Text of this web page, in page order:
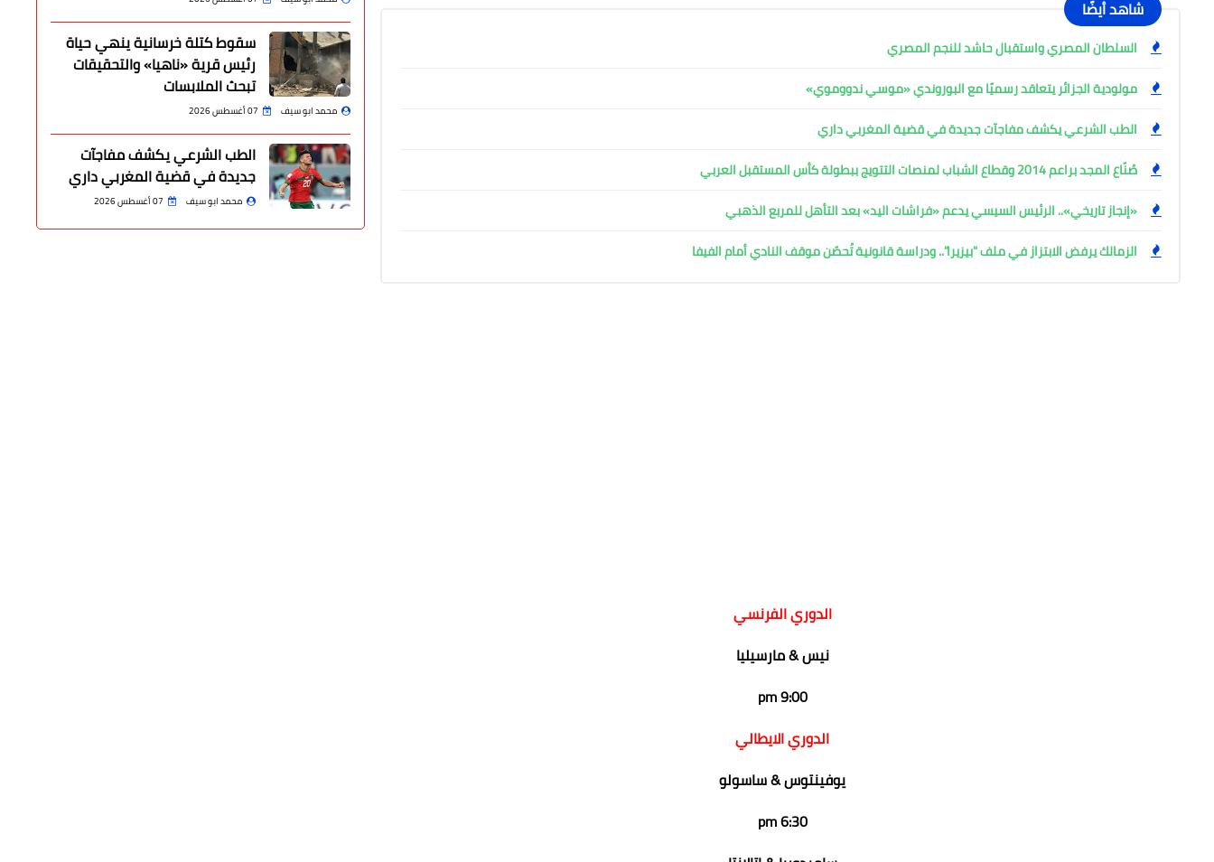
شاهد أيضًا
السلطان المصري واستقبال حاشد للنجم المصري
مولودية الجزائر يتعاقد رسميًا مع البوروندي «موسي ندووموي»
الطب الشرعي يكشف مفاجآت جديدة في قضية المغربي داري
صُنّاع المجد براعم 2014 وقطاع الشباب لمنصات التتويج ببطولة كأس المستقبل العربي
«إنجاز تاريخي».. الرئيس السيسي يدعم «فراشات اليد» بعد التأهل للمربع الذهبي
الزمالك يرفض الابتزاز في ملف "بيزيرا".. ودراسة قانونية تُحصّن موقف النادي أمام الفيفا
الدوري الفرنسي
نيس & مارسيليا
9:00 pm
الدوري الايطالي
يوفينتوس & ساسولو
6:30 pm
سقوط كتلة خرسانية ينهي حياة
رئيس قرية «ناهيا» والتحقيقات
تبحث الملابسات
محمد ابو سيف 07 أغسطس 2026
الطب الشرعي يكشف مفاجآت
جديدة في قضية المغربي داري
محمد ابو سيف 07 أغسطس 2026